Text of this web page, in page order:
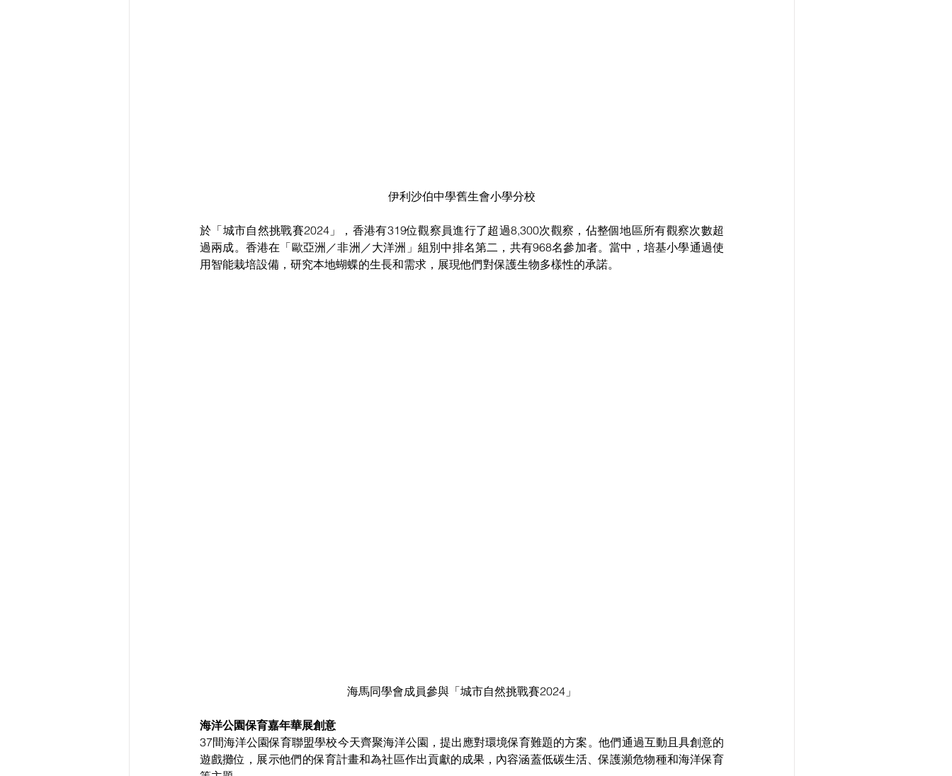
伊利沙伯中學舊生會小學分校
於「城市自然挑戰賽2024」，香港有319位觀察員進行了超過8,300次觀察，佔整個地區所有觀察次數超
過兩成。香港在「歐亞洲／非洲／大洋洲」組別中排名第二，共有968名參加者。當中，培基小學通過使
用智能栽培設備，研究本地蝴蝶的生長和需求，展現他們對保護生物多樣性的承諾。
海馬同學會成員參與「城市自然挑戰賽2024」
海洋公園保育嘉年華展創意
37間海洋公園保育聯盟學校今天齊聚海洋公園，提出應對環境保育難題的方案。他們通過互動且具創意的
遊戲攤位，展示他們的保育計畫和為社區作出貢獻的成果，內容涵蓋低碳生活、保護瀕危物種和海洋保育